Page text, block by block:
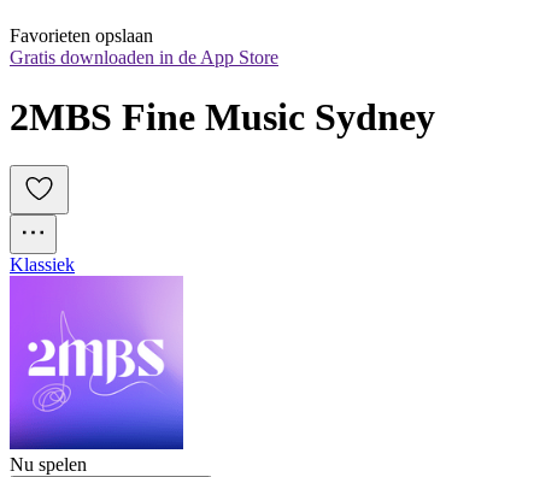
Favorieten opslaan
Gratis downloaden in de App Store
2MBS Fine Music Sydney
Klassiek
Nu spelen